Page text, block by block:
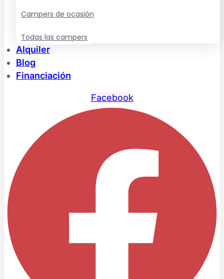
Campers de ocasión
Todas las campers
Alquiler
Blog
Financiación
Facebook